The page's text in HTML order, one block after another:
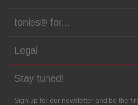
tonies® for...
Legal
Stay tuned!
Sign up for our newsletter and be the